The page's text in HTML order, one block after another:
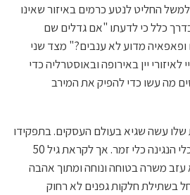
החליט לנטע כרמים באיזור שאינו
כלל כי לדעתו "אם גדלים שם
מדוע לא ענבים?" מצד שני
יין באירופה ובאוסטרליה כדי
מה עשו כדי להפיק את המירב
שלו עשה שגיא בעולם העסקים. בתפקידו
האחרון שימש מנכ"ל רשת כלי הנגינה כלי זמר. אך לקראת גיל 50
עזב משרה בטוחה ונוחה ומתוך אהבה
בשתילת חלקות גפנים לא רחוק